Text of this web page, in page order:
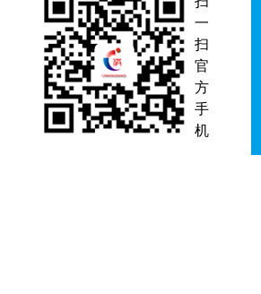
一
扫
官
方
手
机